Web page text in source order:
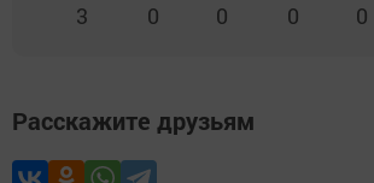
3 0 0 0 0
Расскажите друзьям